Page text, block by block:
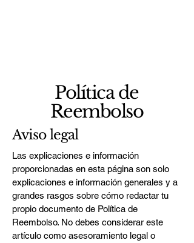
Política de
Reembolso
Aviso legal
Las explicaciones e información
proporcionadas en esta página son solo
explicaciones e información generales y a
grandes rasgos sobre cómo redactar tu
propio documento de Política de
Reembolso. No debes considerar este
artículo como asesoramiento legal o